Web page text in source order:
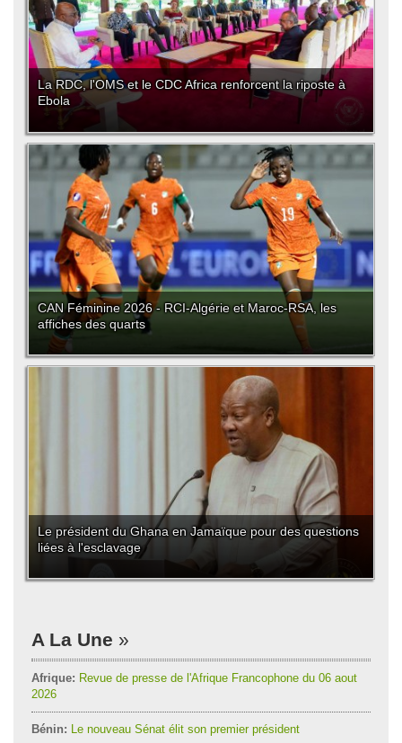
La RDC, l'OMS et le CDC Africa renforcent la riposte à
Ebola
CAN Féminine 2026 - RCI-Algérie et Maroc-RSA, les
affiches des quarts
Le président du Ghana en Jamaïque pour des questions
liées à l'esclavage
A La Une
Afrique: Revue de presse de l'Afrique Francophone du 06 aout
2026
Bénin: Le nouveau Sénat élit son premier président